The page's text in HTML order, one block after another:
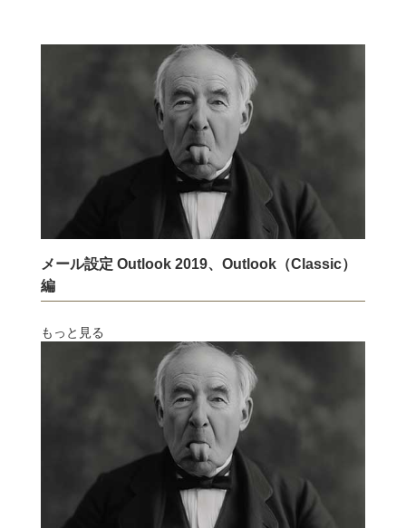
マニュアル
Manual
メール設定 Outlook 2019、Outlook（Classic）
編
もっと見る